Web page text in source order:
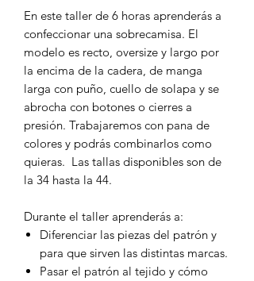
En este taller de 6 horas aprenderás a
confeccionar una sobrecamisa. El
modelo es recto, oversize y largo por
la encima de la cadera, de manga
larga con puño, cuello de solapa y se
abrocha con botones o cierres a
presión. Trabajaremos con pana de
colores y podrás combinarlos como
quieras. Las tallas disponibles son de
la 34 hasta la 44.
Durante el taller aprenderás a:
Diferenciar las piezas del patrón y
para que sirven las distintas marcas.
Pasar el patrón al tejido y cómo